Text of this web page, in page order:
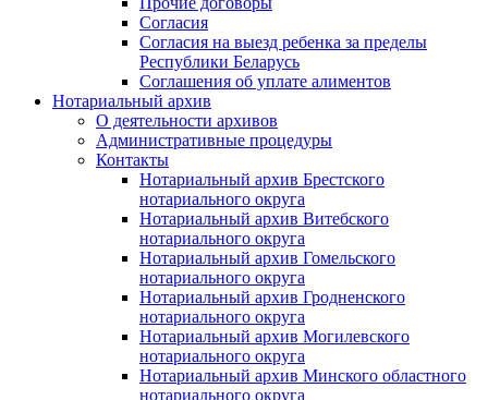
Согласия
Согласия на выезд ребенка за пределы
Республики Беларусь
Соглашения об уплате алиментов
Нотариальный архив
О деятельности архивов
Административные процедуры
Контакты
Нотариальный архив Брестского
нотариального округа
Нотариальный архив Витебского
нотариального округа
Нотариальный архив Гомельского
нотариального округа
Нотариальный архив Гродненского
нотариального округа
Нотариальный архив Могилевского
нотариального округа
Нотариальный архив Минского областного
нотариального округа